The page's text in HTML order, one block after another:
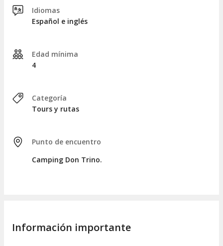
Idiomas
Español e inglés
Edad mínima
4
Categoría
Tours y rutas
Punto de encuentro
Camping Don Trino.
Información importante